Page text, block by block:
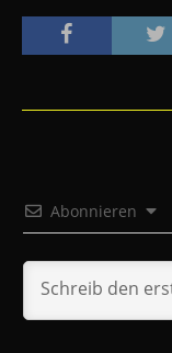
Abonnieren